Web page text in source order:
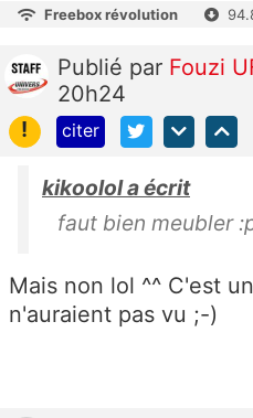
Freebox révolution
Publié par Fouzi
20h24
!
citer
kikoolol a écrit
faut bien meubler
Mais non lol ^^ C'est
n'auraient pas vu ;-)